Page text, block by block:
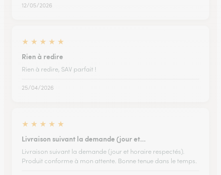
12/05/2026
★ ★ ★ ★ ★
Rien à redire
Rien à redire, SAV parfait !
25/04/2026
★ ★ ★ ★ ★
Livraison suivant la demande (jour et…
Livraison suivant la demande (jour et horaire respectés).
Produit conforme à mon attente. Bonne tenue dans le temps.